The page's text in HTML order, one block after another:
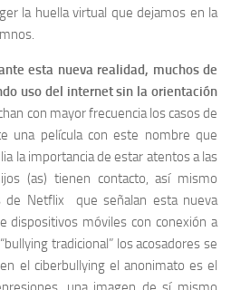
la huella virtual que dejamos en la
esta nueva realidad, muchos de
uso del internet sin la orientación
con mayor frecuencia los casos de
una película con este nombre que
la importancia de estar atentos a las
(as) tienen contacto, así mismo
de Netflix que señalan esta nueva
dispositivos móviles con conexión a
tradicional” los acosadores se
el ciberbullying el anonimato es el